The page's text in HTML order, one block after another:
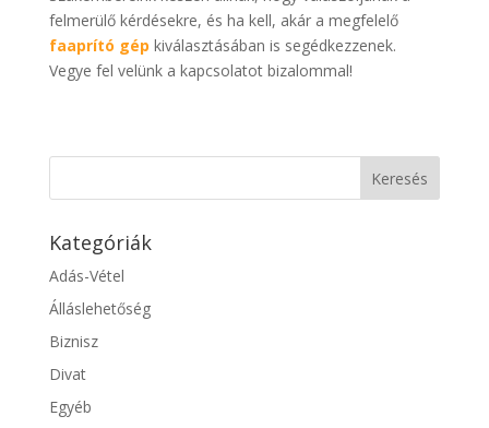
felmerülő kérdésekre, és ha kell, akár a megfelelő
faaprító gép kiválasztásában is segédkezzenek.
Vegye fel velünk a kapcsolatot bizalommal!
Kategóriák
Adás-Vétel
Álláslehetőség
Biznisz
Divat
Egyéb